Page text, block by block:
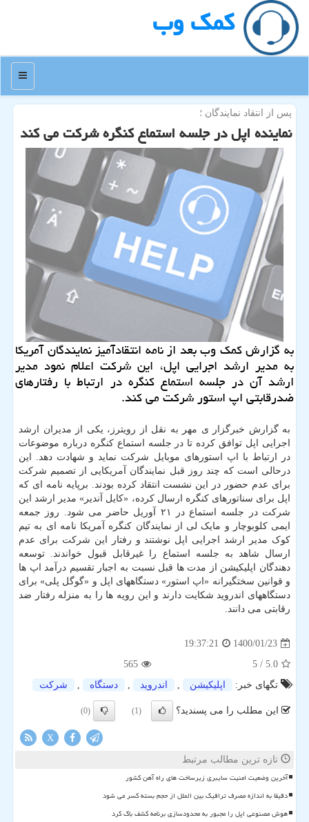
كمك وب
منو
پس از انتقاد نمایندگان ؛
نماینده اپل در جلسه استماع كنگره شركت می كند
به گزارش کمک وب بعد از نامه انتقادآمیز نمایندگان آمریکا
به مدیر ارشد اجرایی اپل، این شرکت اعلام نمود مدیر
ارشد آن در جلسه استماع کنگره در ارتباط با رفتارهای
ضدرقابتی اپ استور شرکت می کند.
به گزارش خبرگزار ی مهر به نقل از رویترز، یکی از مدیران ارشد
اجرایی اپل توافق کرده تا در جلسه استماع کنگره درباره موضوعات
در ارتباط با اپ استورهای موبایل شرکت نماید و شهادت دهد. این
درحالی است که چند روز قبل نمایندگان آمریکایی از تصمیم شرکت
برای عدم حضور در این نشست انتقاد کرده بودند. برپایه نامه ای که
اپل برای سناتورهای کنگره ارسال کرده، «کایل آندیر» مدیر ارشد این
شرکت در جلسه استماع در ۲۱ آوریل حاضر می شود. روز جمعه
ایمی کلوبوچار و مایک لی از نمایندگان کنگره آمریکا نامه ای به تیم
کوک مدیر ارشد اجرایی اپل نوشتند و رفتار این شرکت برای عدم
ارسال شاهد به جلسه استماع را غیرقابل قبول خواندند. توسعه
دهندگان اپلیکیشن از مدت ها قبل نسبت به اجبار تقسیم درآمد اپ ها
و قوانین سختگیرانه «اپ استور» دستگاههای اپل و «گوگل پلی» برای
دستگاههای اندروید شکایت دارند و این رویه ها را به منزله رفتار ضد
رقابتی می دانند.
1400/01/23
19:37:21
5.0
/ 5
565
تگهای خبر:
اپلیكیشن , اندروید , دستگاه , شركت
این مطلب را می پسندید؟ (1)
(0)
X
تازه ترین مطالب مرتبط
آخرین وضعیت امنیت سایبری زیرساخت های راه آهن کشور
دقیقا به اندازه مصرف ترافیک بین الملل از حجم بسته کسر می شود
هوش مصنوعی اپل را مجبور به محدودسازی برنامه کشف باگ کرد